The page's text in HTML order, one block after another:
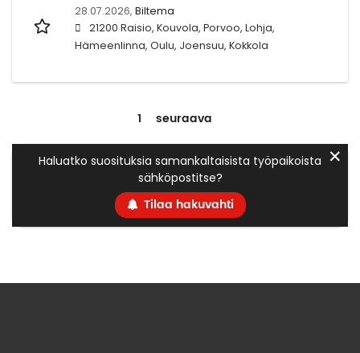
28.07.2026, Biltema
21200 Raisio, Kouvola, Porvoo, Lohja,
Hämeenlinna, Oulu, Joensuu, Kokkola
1 seuraava
Haluatko suosituksia samankaltaisista työpaikoista
sähköpostitse?
Tilaa hakuvahti
✕